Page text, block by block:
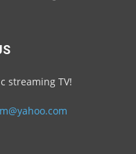
streaming TV!